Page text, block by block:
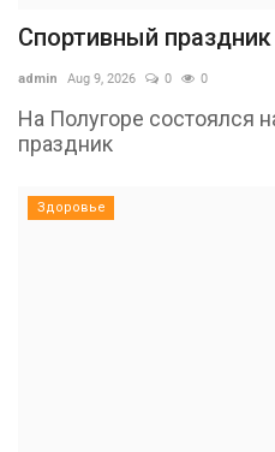
Спортивный
admin Aug 9, 2026 0 0
На Полугоре состоялся
праздник
Здоровье